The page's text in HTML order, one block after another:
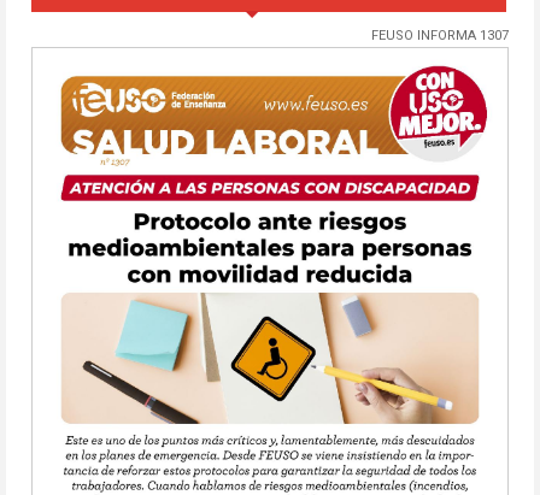
FEUSO INFORMA 1307